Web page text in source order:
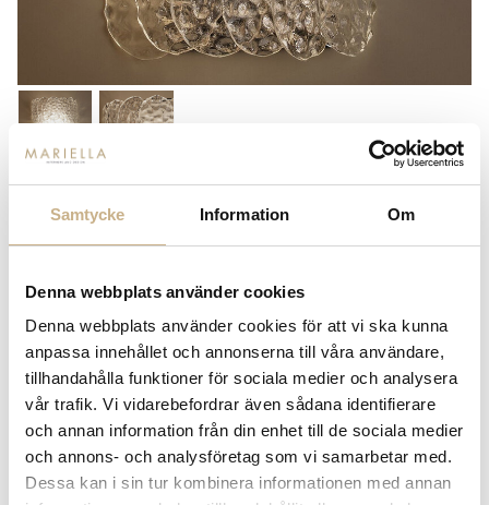
Samtycke Information Om
Denna webbplats använder cookies
Denna webbplats använder cookies för att vi ska kunna
anpassa innehållet och annonserna till våra användare,
tillhandahålla funktioner för sociala medier och analysera
vår trafik. Vi vidarebefordrar även sådana identifierare
och annan information från din enhet till de sociala medier
och annons- och analysföretag som vi samarbetar med.
Dessa kan i sin tur kombinera informationen med annan
VÄGGLAMPA - VALERE WALL
LIGHT
Pris på förfrågan
Lagerstatus: Beställningsvara
14 dagars returrätt på lagervaror. Läs mer
Leverans inom 3-5 arbetsdagar på lagervaror
Få10% välkomstrabatt när du registrerar dig för vårt
nyhetsbrev
Fri frakt på mindra varor vid köp över 1000:-